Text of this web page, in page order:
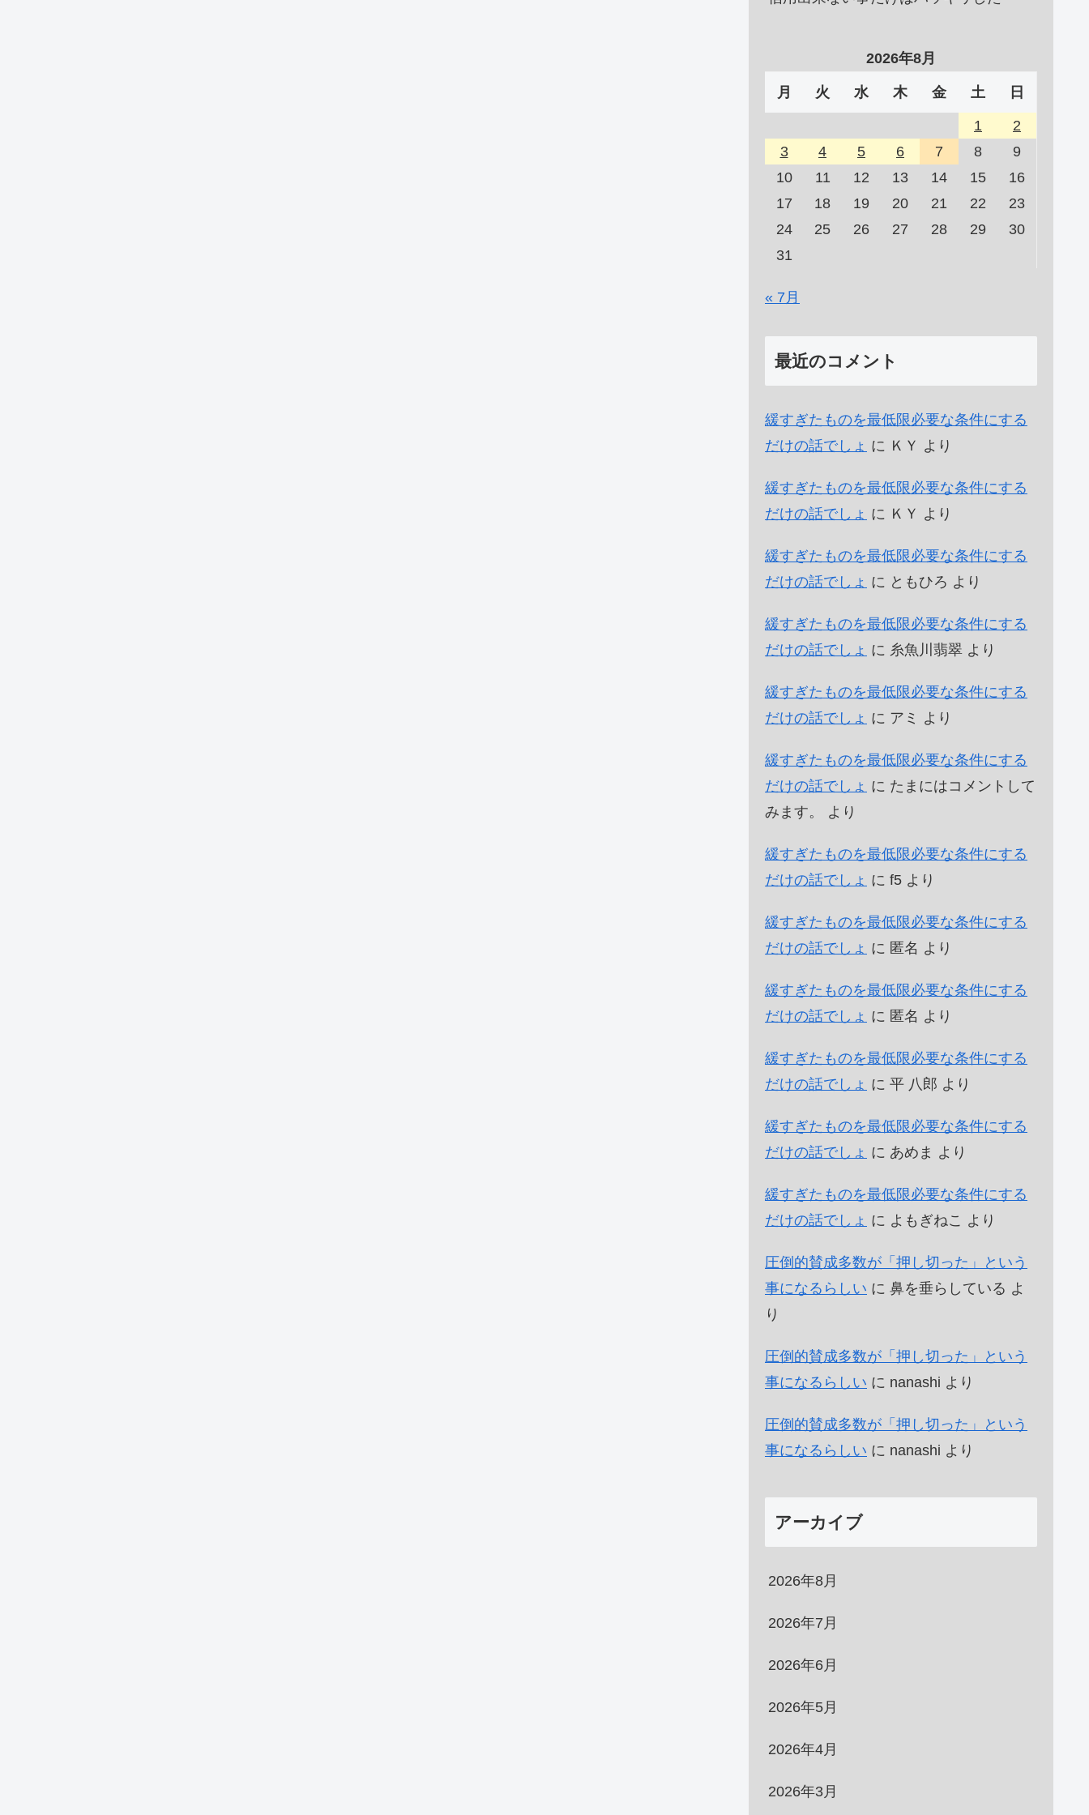
2026年8月
月 火 水 木 金 土 日
1
2
3
4 5 6 7 8
9
10
11 12 13 14 15
16
17
18 19 20 21 22
23
24
25 26 27 28 29
30
31
« 7月
最近のコメント
緩すぎたものを最低限必要な条件にする
だけの話でしょ に ＫＹ より
緩すぎたものを最低限必要な条件にする
だけの話でしょ に ＫＹ より
緩すぎたものを最低限必要な条件にする
だけの話でしょ に ともひろ より
緩すぎたものを最低限必要な条件にする
だけの話でしょ に 糸魚川翡翠 より
緩すぎたものを最低限必要な条件にする
だけの話でしょ に アミ より
緩すぎたものを最低限必要な条件にする
だけの話でしょ に たまにはコメントして
みます。
より
緩すぎたものを最低限必要な条件にする
だけの話でしょ に f5 より
緩すぎたものを最低限必要な条件にする
だけの話でしょ に 匿名 より
緩すぎたものを最低限必要な条件にする
だけの話でしょ に 匿名 より
緩すぎたものを最低限必要な条件にする
だけの話でしょ に 平 八郎 より
緩すぎたものを最低限必要な条件にする
だけの話でしょ に あめま より
緩すぎたものを最低限必要な条件にする
だけの話でしょ に よもぎねこ より
圧倒的賛成多数が「押し切った」という
事になるらしい に 鼻を垂らしている よ
り
圧倒的賛成多数が「押し切った」という
事になるらしい に nanashi より
圧倒的賛成多数が「押し切った」という
事になるらしい に nanashi より
アーカイブ
2026年8月
2026年7月
2026年6月
2026年5月
2026年4月
2026年3月